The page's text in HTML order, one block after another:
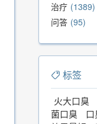
治疗 1389
问答 95
标签
火大口臭
菌口臭